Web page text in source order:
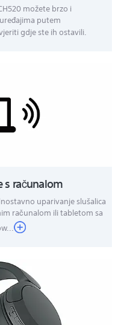
možete brzo i
putem
gdje ste ih ostavili.
računalom
uparivanje slušalica
računalom ili tabletom sa